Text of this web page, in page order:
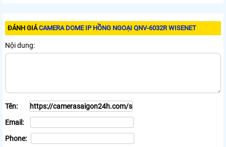
ĐÁNH GIÁCAMERA DOME IP HỒNG NGOẠI QNV-6032R WISENET
Nội dung:
Tên:
Email:
Phone: